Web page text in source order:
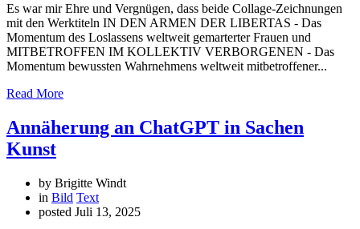
Es war mir Ehre und Vergnügen, dass beide Collage-Zeichnungen
mit den Werktiteln IN DEN ARMEN DER LIBERTAS - Das
Momentum des Loslassens weltweit gemarterter Frauen und
MITBETROFFEN IM KOLLEKTIV VERBORGENEN - Das
Momentum bewussten Wahrnehmens weltweit mitbetroffener...
Read More
Annäherung an ChatGPT in Sachen
Kunst
by Brigitte Windt
in Bild Text
posted Juli 13, 2025